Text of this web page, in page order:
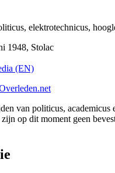
elektrotechnicus,
1948, Stolac
(EN)
van politicus, academicus
op dit moment geen